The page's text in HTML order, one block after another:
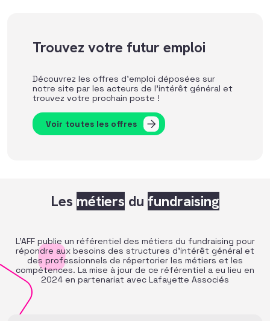
Trouvez votre futur emploi
Découvrez les offres d’emploi déposées sur
notre site par les acteurs de l’intérêt général et
trouvez votre prochain poste !
Voir toutes les offres
Les métiers du fundraising
L’AFF publie un référentiel des métiers du fundraising pour
répondre aux besoins des structures d’intérêt général et
des professionnels de répertorier les métiers et les
compétences. La mise à jour de ce référentiel a eu lieu en
2024 en partenariat avec Lafayette Associés